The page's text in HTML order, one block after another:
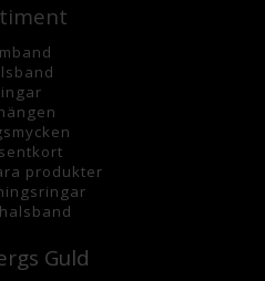
n
produkter
Guld